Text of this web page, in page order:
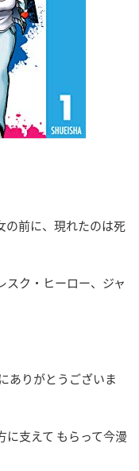
の前に、現れたのは死
ク・ヒーロー、ジャ
ありがとうございま
支えて もらって今漫